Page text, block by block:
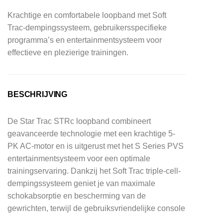
Krachtige en comfortabele loopband met Soft
Trac-dempingssysteem, gebruikersspecifieke
programma’s en entertainmentsysteem voor
effectieve en plezierige trainingen.
BESCHRIJVING
De Star Trac STRc loopband combineert
geavanceerde technologie met een krachtige 5-
PK AC-motor en is uitgerust met het S Series PVS
entertainmentsysteem voor een optimale
trainingservaring. Dankzij het Soft Trac triple-cell-
dempingssysteem geniet je van maximale
schokabsorptie en bescherming van de
gewrichten, terwijl de gebruiksvriendelijke console